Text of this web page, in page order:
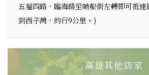
五福四路、臨海路至哨船街左轉即可抵
到西子灣，約行9公里。)
高雄其他店家